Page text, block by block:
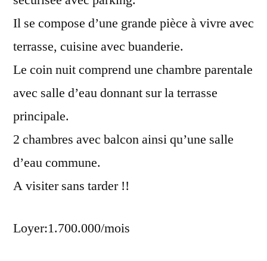
Il se compose d’une grande pièce à vivre avec
terrasse, cuisine avec buanderie.
Le coin nuit comprend une chambre parentale
avec salle d’eau donnant sur la terrasse
principale.
2 chambres avec balcon ainsi qu’une salle
d’eau commune.
A visiter sans tarder !!
Loyer:1.700.000/mois